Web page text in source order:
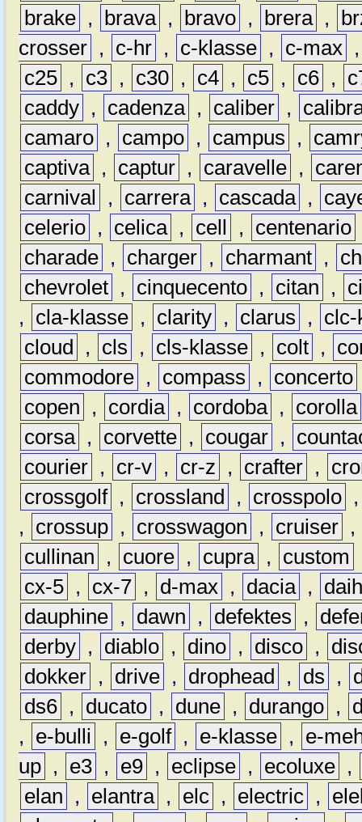
brake , brava , bravo , brera ,
crosser , c-hr , c-klasse , c-max
c25 , c3 , c30 , c4 , c5 , c6 ,
caddy , cadenza , caliber ,
camaro , campo , campus ,
captiva , captur , caravelle ,
carnival
, carrera , cascada ,
celerio , celica , cell , centenario
charade , charger , charmant ,
chevrolet , cinquecento , citan ,
,
cla-klasse , clarity , clarus ,
clc-
cloud
, cls , cls-klasse , colt ,
commodore , compass , concerto
copen
, cordia , cordoba ,
corolla
corsa , corvette , cougar ,
courier , cr-v , cr-z , crafter ,
crossgolf , crossland , crosspolo
,
crossup , crosswagon , cruiser ,
cullinan
, cuore , cupra , custom
cx-5 , cx-7 , d-max , dacia ,
dauphine , dawn , defektes ,
derby , diablo , dino , disco ,
dokker , drive , drophead , ds ,
ds6 , ducato , dune , durango ,
,
e-bulli , e-golf , e-klasse ,
e-
up , e3 , e9 , eclipse , ecoluxe ,
elan
, elantra , elc , electric ,